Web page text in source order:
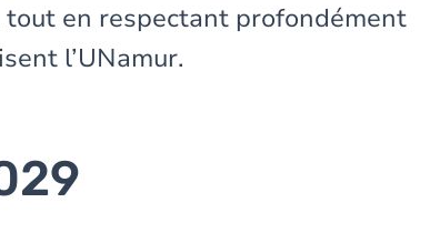
tout en respectant profondément
l’UNamur.